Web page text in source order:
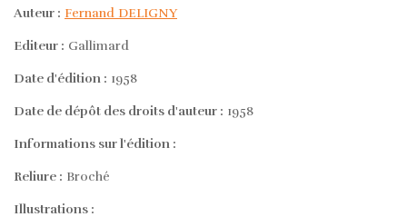
Auteur : Fernand DELIGNY
Editeur : Gallimard
Date d'édition : 1958
Date de dépôt des droits d'auteur : 1958
Informations sur l'édition :
Reliure : Broché
Illustrations :